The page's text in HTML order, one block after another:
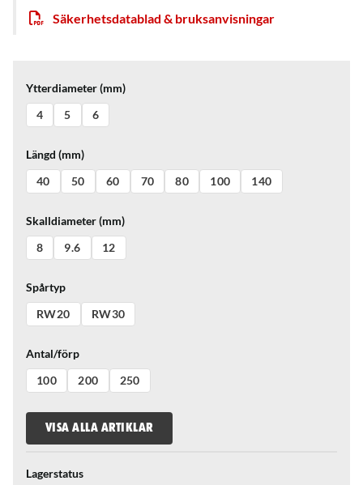
Säkerhetsdatablad & bruksanvisningar
Ytterdiameter (mm)
4
5 6
Längd (mm)
40
50 60 70 80 100 140
Skalldiameter (mm)
8
9.6 12
Spårtyp
RW20
RW30
Antal/förp
100
200 250
VISA ALLA ARTIKLAR
Lagerstatus